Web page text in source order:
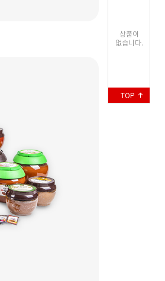
상품이
없습니다.
TOP